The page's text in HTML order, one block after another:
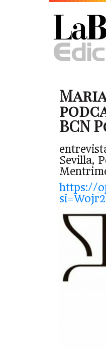
BCN
Sevilla,
https://